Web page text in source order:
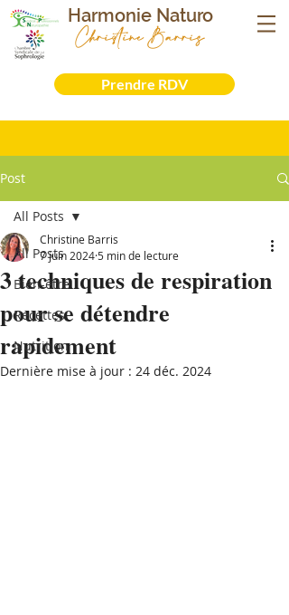
Sophrologue- Naturopathe - Iridologue -
Formatrice
Harmonie Naturo
Christine Barris
Prendre RDV
Post
All Posts
Bien-être
Recettes
Nutrition
All Posts
3 techniques de respiration
pour se détendre
rapidement
Christine Barris
7 juin 2024 5 min de lecture
Dernière mise à jour : 24 déc. 2024